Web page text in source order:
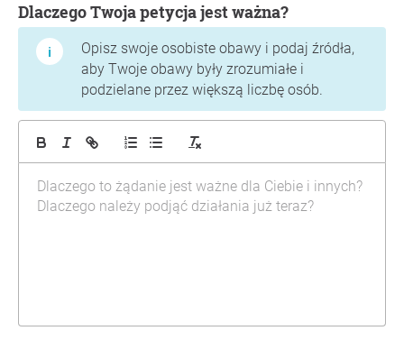
Dlaczego Twoja petycja jest ważna?
Opisz swoje osobiste obawy i podaj źródła,
aby Twoje obawy były zrozumiałe i
podzielane przez większą liczbę osób.